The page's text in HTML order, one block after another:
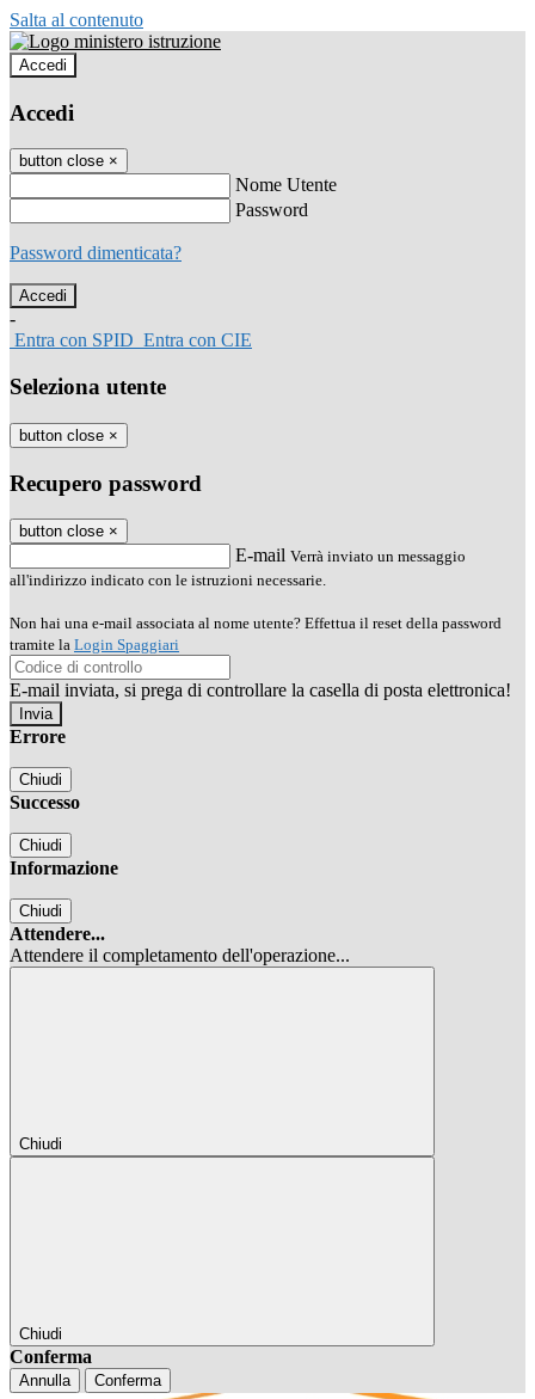
Salta al contenuto
Accedi
Accedi
button close ×
Nome Utente
Password
Password dimenticata?
-
Entra con SPID Entra con CIE
Seleziona utente
button close ×
Recupero password
button close ×
E-mail Verrà inviato un messaggio
all'indirizzo indicato con le istruzioni necessarie.
Non hai una e-mail associata al nome utente? Effettua il reset della password
tramite la Login Spaggiari
E-mail inviata, si prega di controllare la casella di posta elettronica!
Errore
Chiudi
Successo
Chiudi
Informazione
Chiudi
Attendere...
Attendere il completamento dell'operazione...
Chiudi
Chiudi
Conferma
Annulla Conferma